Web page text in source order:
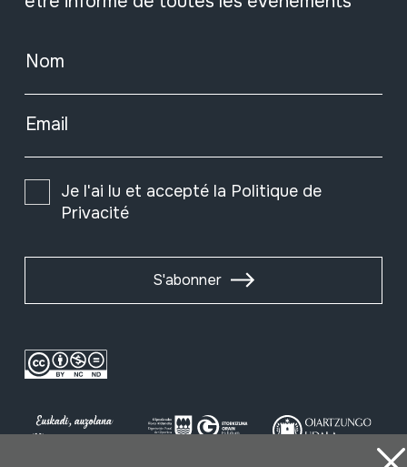
Nom
Email
Je l'ai lu et accepté la Politique de
Privacité
S'abonner